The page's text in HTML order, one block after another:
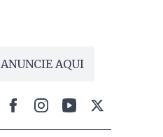
ANUNCIE AQUI